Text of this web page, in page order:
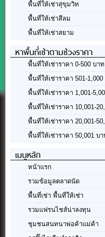
พื้นที่ให้เช่าสุขุมวิท
พื้นที่ให้เช่าสีลม
พื้นที่ให้เช่าสยาม
หาพื้นที่เช่าตามช่วงราคา
พื้นที่ให้เช่าราคา 0-500 บาท
พื้นที่ให้เช่าราคา 501-1,000
พื้นที่ให้เช่าราคา 1,001-
พื้นที่ให้เช่าราคา 10,001-
พื้นที่ให้เช่าราคา 20,001-
พื้นที่ให้เช่าราคา 50,001 บ
เมนูหลัก
หน้าแรก
รวมข้อมูลตลาดนัด
พื้นที่เช่า พื้นที่ให้เช่า
รวมแฟรนไชส์น่าลงทุน
ชุมชนสนทนาพ่อค้าแม่ค้า